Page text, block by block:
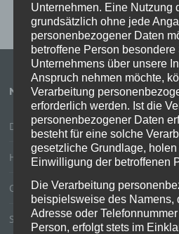
NEUESTE BEITRÄGE
Das Online-Studium wird völlig
Hard- und Software allein macht
Online Barcamp „Schule neu
Strukturen virtueller Lehre
Unternehmen. Eine Nutzung
grundsätzlich ohne jede
personenbezogener Daten
betroffene Person
Unternehmens über unsere
Anspruch nehmen möchte,
Verarbeitung
erforderlich werden. Ist die
personenbezogener Daten
besteht für eine solche
gesetzliche Grundlage,
Einwilligung der betroffenen
Die Verarbeitung
beispielsweise des Namens,
Adresse oder
Person, erfolgt stets im